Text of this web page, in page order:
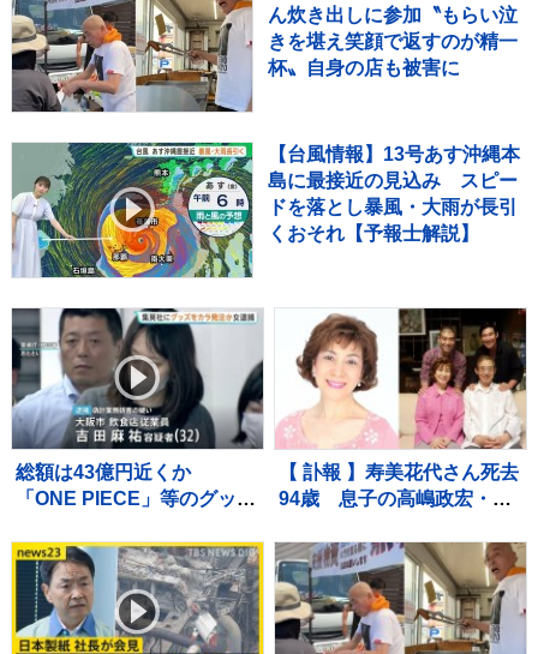
ん炊き出しに参加〝もらい泣
きを堪え笑顔で返すのが精一
杯〟自身の店も被害に
【台風情報】13号あす沖縄本
島に最接近の見込み スピー
ドを落とし暴風・大雨が長引
くおそれ【予報士解説】
総額は43億円近くか
「ONE PIECE」等のグッズ
繰り返した偽計業務妨害の
疑いで女（32）逮捕「日々
の生活でストレスたま
り」 警視庁
【 訃報 】寿美花代さん死去
94歳 息子の高嶋政宏・政
大女優 寿美花代だった母で
した」